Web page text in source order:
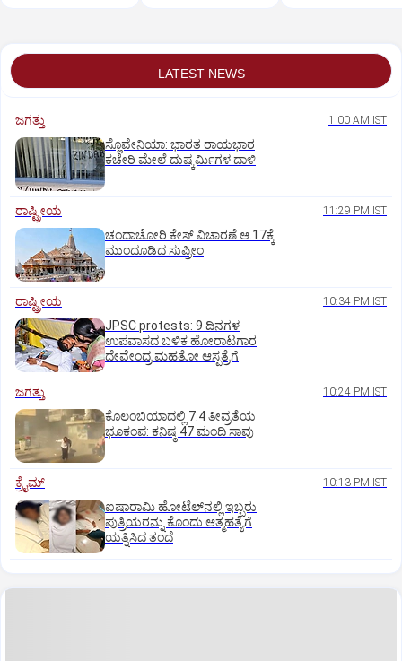
LATEST NEWS
ಜಗತ್ತು 1:00 AM IST
ಸ್ಲೊವೇನಿಯಾ: ಭಾರತ ರಾಯಭಾರ
ಕಚೇರಿ ಮೇಲೆ ದುಷ್ಕರ್ಮಿಗಳ ದಾಳಿ
ರಾಷ್ಟ್ರೀಯ 11:29 PM IST
ಚಂದಾಚೋರಿ ಕೇಸ್‌ ವಿಚಾರಣೆ ಆ.17ಕ್ಕೆ
ಮುಂದೂಡಿದ ಸುಪ್ರೀಂ
ರಾಷ್ಟ್ರೀಯ 10:34 PM IST
JPSC protests: 9 ದಿನಗಳ
ಉಪವಾಸದ ಬಳಿಕ ಹೋರಾಟಗಾರ
ದೇವೇಂದ್ರ ಮಹತೋ ಆಸ್ಪತ್ರೆಗೆ
ಜಗತ್ತು 10:24 PM IST
ಕೊಲಂಬಿಯಾದಲ್ಲಿ 7.4 ತೀವ್ರತೆಯ
ಭೂಕಂಪ: ಕನಿಷ್ಠ 47 ಮಂದಿ ಸಾವು
ಕ್ರೈಮ್ 10:13 PM IST
ಐಷಾರಾಮಿ ಹೋಟೆಲ್‌ನಲ್ಲಿ ಇಬ್ಬರು
ಪುತ್ರಿಯರನ್ನು ಕೊಂದು ಆತ್ಮಹತ್ಯೆಗೆ
ಯತ್ನಿಸಿದ ತಂದೆ